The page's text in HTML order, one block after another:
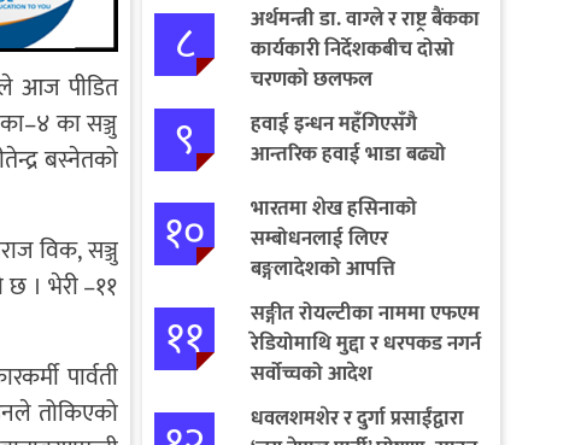
आज पीडित
का सञ्जु
बस्नेतको
विक, सञ्जु
। भेरी –११
पार्वती
तोकिएको
८
अर्थमन्त्री डा. वाग्ले र राष्ट्र बैंकका
कार्यकारी निर्देशकबीच दोस्रो
चरणको छलफल
९
हवाई इन्धन महँगिएसँगै
आन्तरिक हवाई भाडा बढ्यो
१०
भारतमा शेख हसिनाको
सम्बोधनलाई लिएर
बङ्गलादेशको आपत्ति
११
सङ्गीत रोयल्टीका नाममा एफएम
रेडियोमाथि मुद्दा र धरपकड नगर्न
सर्वोच्चको आदेश
धवलशमशेर र दुर्गा प्रसाईंद्वारा